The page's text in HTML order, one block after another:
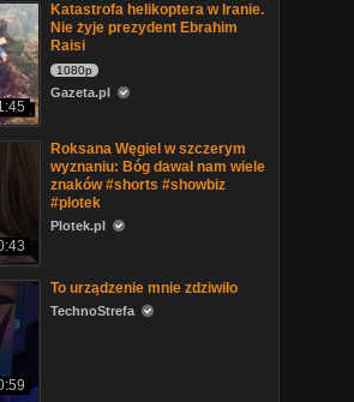
Katastrofa helikoptera w Iranie.
Nie żyje prezydent Ebrahim
Raisi
1080p
Gazeta.pl
Roksana Węgiel w szczerym
wyznaniu: Bóg dawał nam wiele
znaków #shorts #showbiz
#plotek
Plotek.pl
To urządzenie mnie zdziwiło
TechnoStrefa